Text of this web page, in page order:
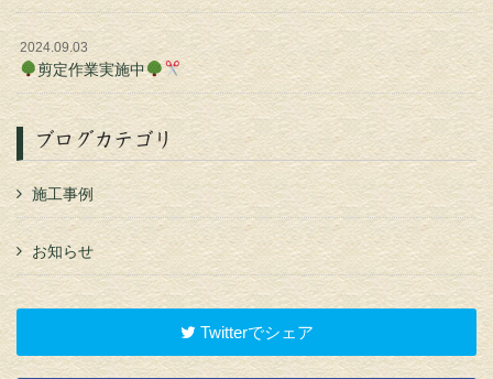
2024.09.03
剪定作業実施中
ブログカテゴリ
施工事例
お知らせ
Twitterでシェア